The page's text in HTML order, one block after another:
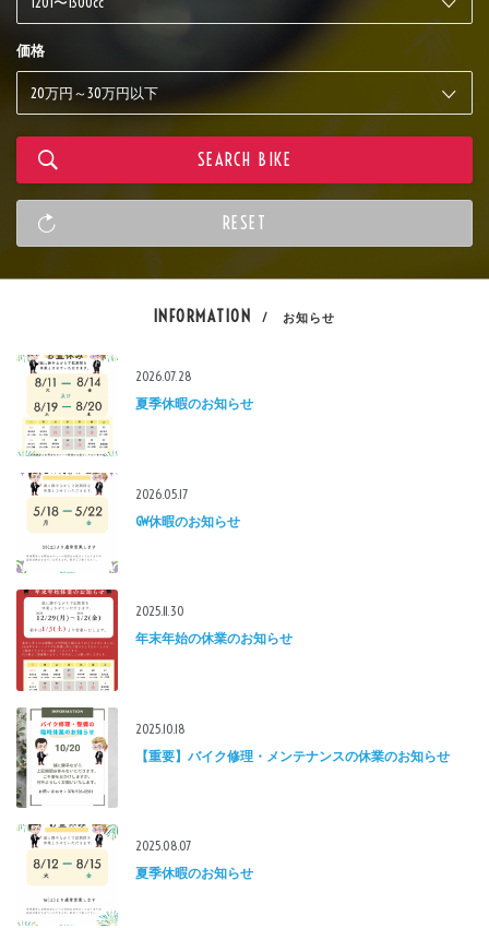
価格
INFORMATION / お知らせ
2026.07.28
夏季休暇のお知らせ
2026.05.17
GW休暇のお知らせ
2025.11.30
年末年始の休業のお知らせ
2025.10.18
【重要】バイク修理・メンテナンスの休業のお知らせ
2025.08.07
夏季休暇のお知らせ